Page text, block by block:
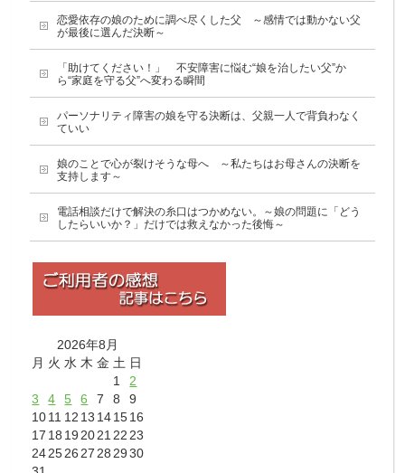
恋愛依存の娘のために調べ尽くした父 ～感情では動かない父
が最後に選んだ決断～
「助けてください！」 不安障害に悩む“娘を治したい父”か
ら“家庭を守る父”へ変わる瞬間
パーソナリティ障害の娘を守る決断は、父親一人で背負わなく
ていい
娘のことで心が裂けそうな母へ ～私たちはお母さんの決断を
支持します～
電話相談だけで解決の糸口はつかめない。～娘の問題に「どう
したらいいか？」だけでは救えなかった後悔～
2026年8月
月 火 水 木 金 土 日
1
2
3
4 5 6 7 8
9
1011 12 13 141516
17 18 19 2021 22 23
242526 27 28 29 30